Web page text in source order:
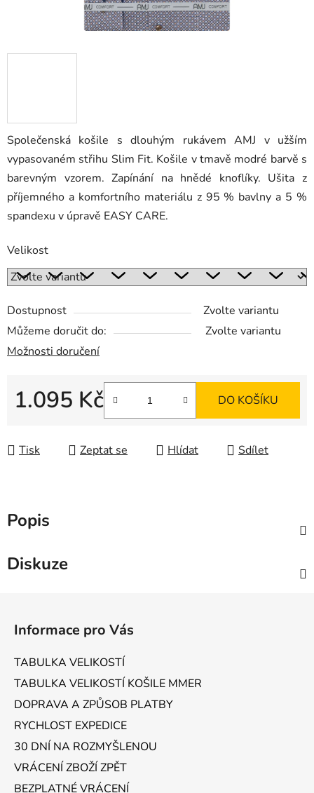
Společenská košile s dlouhým rukávem AMJ v užším
vypasovaném střihu Slim Fit. Košile v tmavě modré barvě s
barevným vzorem. Zapínání na hnědé knoflíky. Ušita z
příjemného a komfortního materiálu z 95 % bavlny a 5 %
spandexu v úpravě EASY CARE.
Velikost
Dostupnost
Zvolte variantu
Můžeme doručit do:
Zvolte variantu
Možnosti doručení
1.095 Kč DO KOŠÍKU
Tisk Zeptat se Hlídat Sdílet
Popis
Diskuze
Informace pro Vás
TABULKA VELIKOSTÍ
TABULKA VELIKOSTÍ KOŠILE MMER
DOPRAVA A ZPŮSOB PLATBY
RYCHLOST EXPEDICE
30 DNÍ NA ROZMYŠLENOU
VRÁCENÍ ZBOŽÍ ZPĚT
BEZPLATNÉ VRÁCENÍ